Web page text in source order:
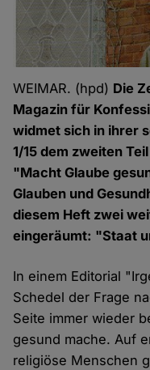
WEIMAR. (hpd) Die
Magazin für
widmet sich in ihrer
1/15 dem zweiten
"Macht Glaube
Glauben und
diesem Heft zwei
eingeräumt: "Staat
In einem Editorial
Schedel der Frage
Seite immer wieder
gesund mache. Auf
religiöse Menschen